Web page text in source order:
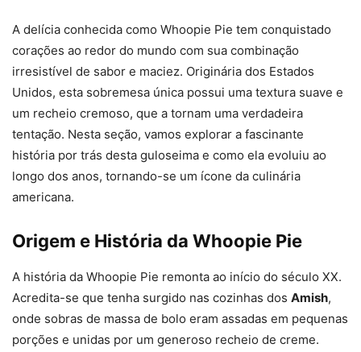
A delícia conhecida como Whoopie Pie tem conquistado
corações ao redor do mundo com sua combinação
irresistível de sabor e maciez. Originária dos Estados
Unidos, esta sobremesa única possui uma textura suave e
um recheio cremoso, que a tornam uma verdadeira
tentação. Nesta seção, vamos explorar a fascinante
história por trás desta guloseima e como ela evoluiu ao
longo dos anos, tornando-se um ícone da culinária
americana.
Origem e História da Whoopie Pie
A história da Whoopie Pie remonta ao início do século XX.
Acredita-se que tenha surgido nas cozinhas dos Amish,
onde sobras de massa de bolo eram assadas em pequenas
porções e unidas por um generoso recheio de creme.